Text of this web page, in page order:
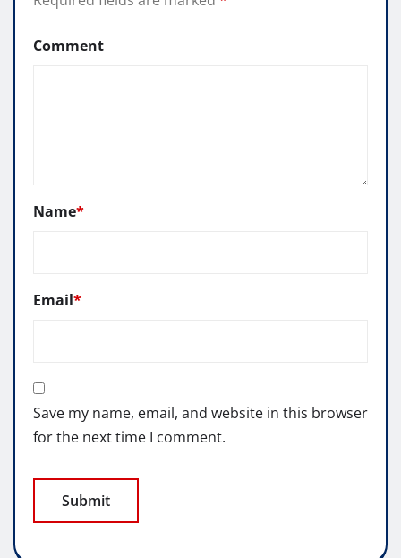
Comment
Name*
Email*
Save my name, email, and website in this browser
for the next time I comment.